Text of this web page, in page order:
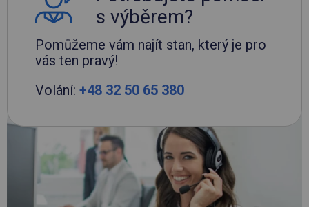
s výběrem?
Pomůžeme vám najít stan, který je pro
vás ten pravý!
Volání: +48 32 50 65 380